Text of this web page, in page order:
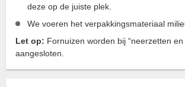
deze op de juiste plek.
We voeren het verpakkingsmateriaal
Let op: Fornuizen worden bij “neerzetten
aangesloten.